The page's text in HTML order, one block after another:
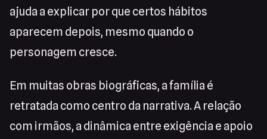
ajuda a explicar por que certos hábitos
aparecem depois, mesmo quando o
personagem cresce.
Em muitas obras biográficas, a família é
retratada como centro da narrativa. A relação
com irmãos, a dinâmica entre exigência e apoio